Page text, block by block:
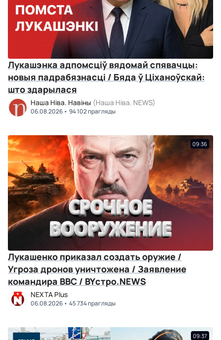
Лукашэнка адпомсціў вядомай спявачцы:
новыя падрабязнасці / Бяда ў Ціханоўскай:
што здарылася
Наша Ніва. Навіны (Наша Ніва. NEWS)
06.08.2026 94 102 прагляды
09:36
Лукашенко приказал создать оружие /
Угроза дронов уничтожена / Заявление
командира ВВС / BYстро.NEWS
NEXTA Plus
06.08.2026 45 734 прагляды
09:37